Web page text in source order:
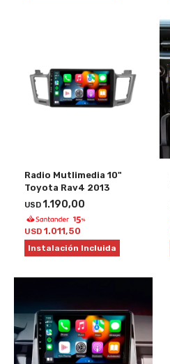
Radio Mutlimedia 10"
Toyota Rav4 2013
USD1.190,00
USD 1.011,50
Instalación Incluida